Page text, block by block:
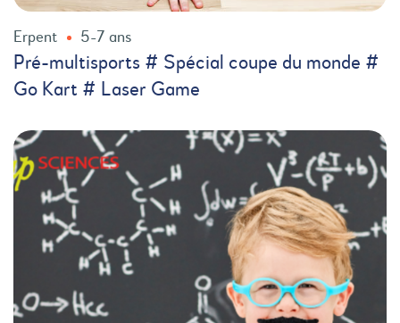
Erpent 5-7 ans
Pré-multisports # Spécial coupe du monde #
Go Kart # Laser Game